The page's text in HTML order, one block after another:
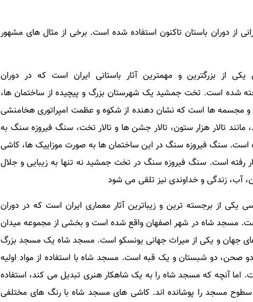
از دوران باستان تاکنون استفاده شده است. برخی از مثال های مشهور
از بزرگترین و مهمترین آثار باستانی ایران است که در دوران
پیش از میلاد) ساخته شده است. تخت جمشید یک شهرستان بزرگ و پیچیده از ساختمان ها،
و مجسمه ها است که نشان دهنده از شکوه و عظمت امپراتوری هخامنشی
تالار هزار ستون، تالار جشن ها و تالار تخت، سنگ فیروزه سنگ به
است. سنگ فیروزه سنگ در این ساختمان ها به صورت موزاییک ها، کاشی
کار رفته است. سنگ فیروزه سنگ در تخت جمشید نه تنها به زیبایی و جلال
آب، زندگی و خداوندی نیز تلقی می شود
از برجسته ترین و زیباترین آثار معماری ایران است که در دوران
ساخته شده است. مسجد شاه در شهر اصفهان واقع شده است و بخشی از مجموعه میدان
جهان و یکی از میراث جهانی یونسکو است. مسجد شاه یک مسجد بزرگ
دو صحن، دو شبستان و یک قبه است. مسجد شاه با استفاده از مواد اولیه
آنچه که مسجد شاه را به یک شاهکار هنری تبدیل می کند، استفاده
مسجد را پوشانده اند. کاشی های مسجد شاه با رنگ های مختلفی